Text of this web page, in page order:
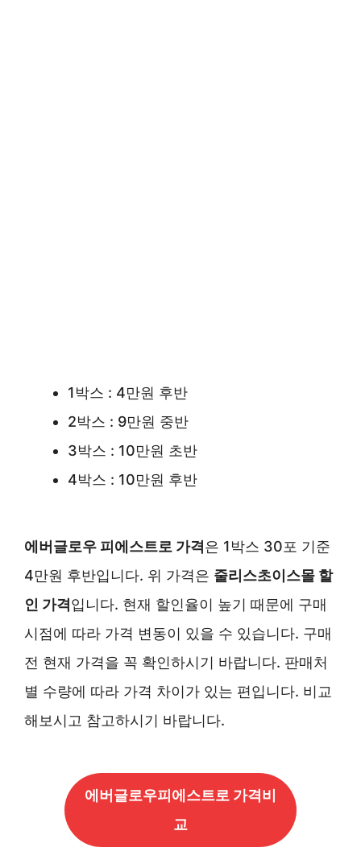
1박스 : 4만원 후반
2박스 : 9만원 중반
3박스 : 10만원 초반
4박스 : 10만원 후반
에버글로우 피에스트로 가격 은 1박스 30포 기준
4만원 후반입니다. 위 가격은 줄리스초이스몰 할
인 가격 입니다. 현재 할인율이 높기 때문에 구매
시점에 따라 가격 변동이 있을 수 있습니다. 구매
전 현재 가격을 꼭 확인하시기 바랍니다. 판매처
별 수량에 따라 가격 차이가 있는 편입니다. 비교
해보시고 참고하시기 바랍니다.
에버글로우피에스트로 가격비
교